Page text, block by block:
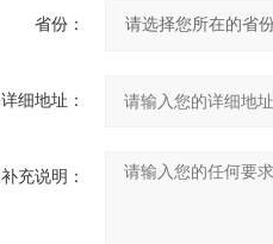
省份：
详细地址：
补充说明：